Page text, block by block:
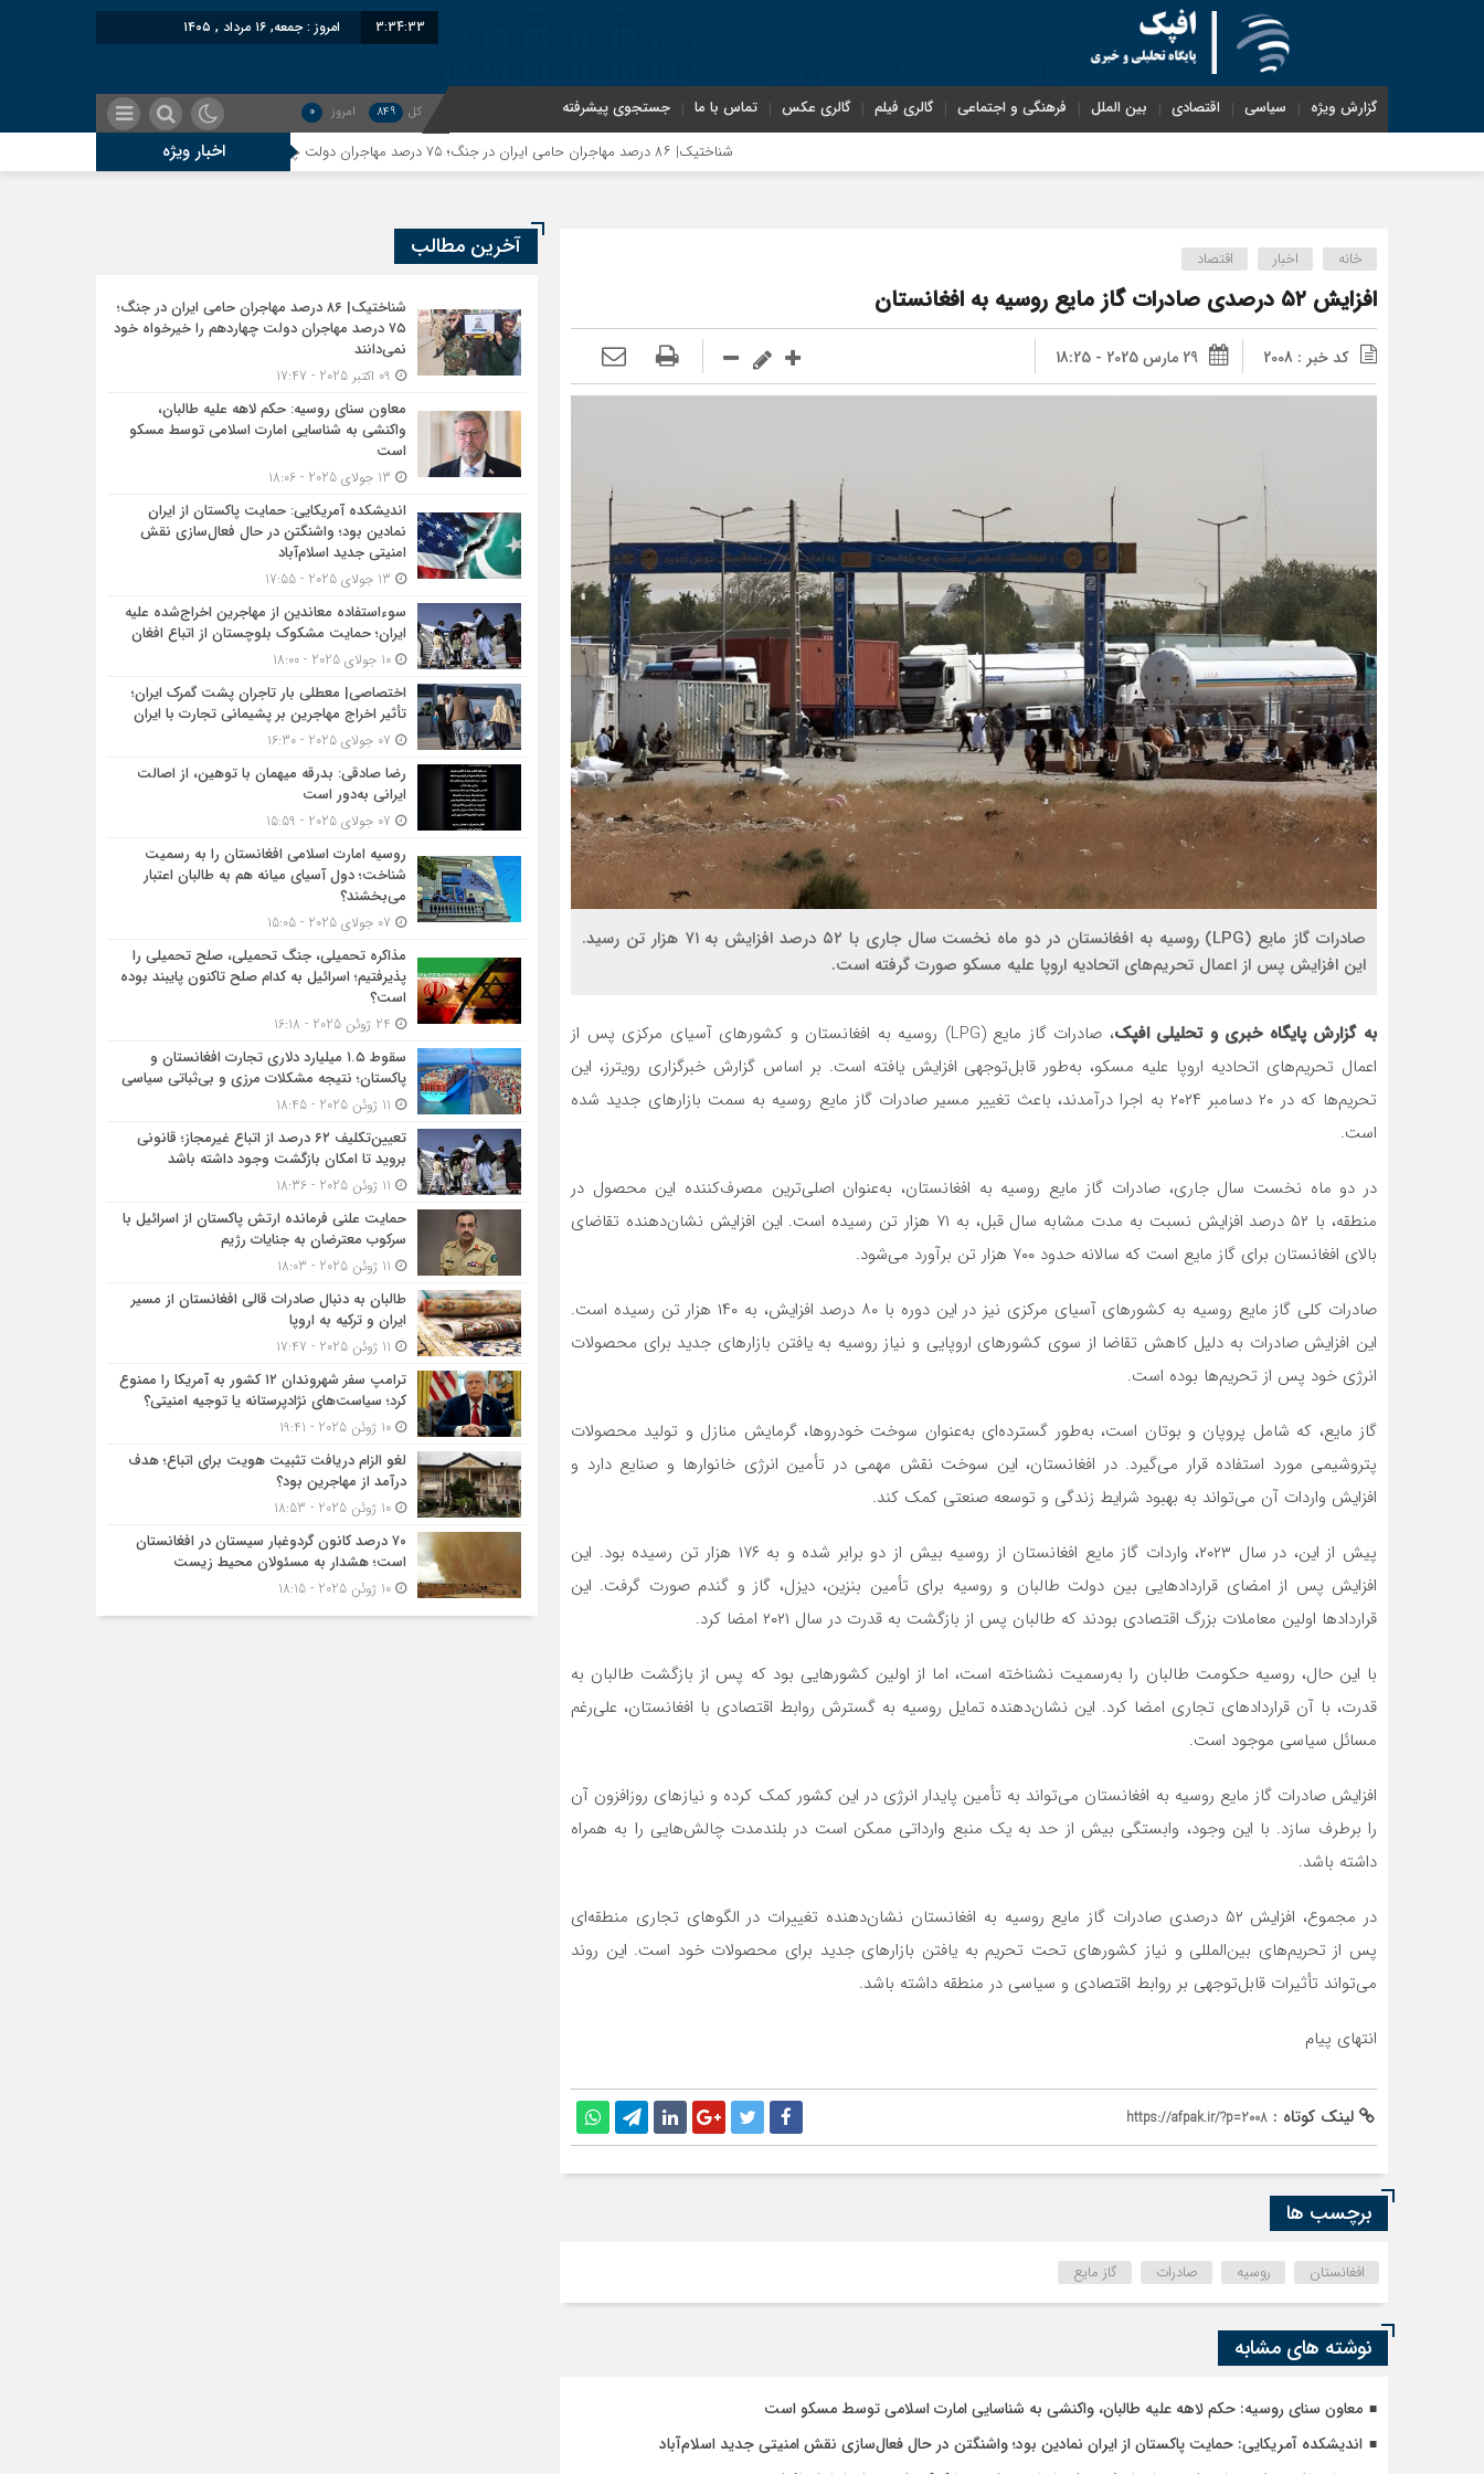
3:34:34 امروز : جمعه, ۱۶ مرداد , ۱۴۰۵
گزارش ویژه سیاسی اقتصادی بین الملل فرهنگی و اجتماعی گالری فیلم گالری عکس تماس با ما جستجوی پیشرفته کل 849 امروز 0
اخبار ویژه
خانه اخبار اقتصاد
افزایش ۵۲ درصدی صادرات گاز مایع روسیه به افغانستان
کد خبر : 2008 29 مارس 2025 - 18:25
صادرات گاز مایع (LPG) روسیه به افغانستان در دو ماه نخست سال جاری با ۵۲ درصد افزایش به ۷۱ هزار تن رسید.
این افزایش پس از اعمال تحریم‌های اتحادیه اروپا علیه مسکو صورت گرفته است.
به گزارش پایگاه خبری و تحلیلی افپک
، صادرات گاز مایع (LPG) روسیه به افغانستان و کشورهای آسیای مرکزی پس از
اعمال تحریم‌های اتحادیه اروپا علیه مسکو، به‌طور قابل‌توجهی افزایش یافته است. بر اساس گزارش خبرگزاری رویترز، این
تحریم‌ها که در ۲۰ دسامبر ۲۰۲۴ به اجرا درآمدند، باعث تغییر مسیر صادرات گاز مایع روسیه به سمت بازارهای جدید شده
است.
در دو ماه نخست سال جاری، صادرات گاز مایع روسیه به افغانستان، به‌عنوان اصلی‌ترین مصرف‌کننده این محصول در
منطقه، با ۵۲ درصد افزایش نسبت به مدت مشابه سال قبل، به ۷۱ هزار تن رسیده است. این افزایش نشان‌دهنده تقاضای
بالای افغانستان برای گاز مایع است که سالانه حدود ۷۰۰ هزار تن برآورد می‌شود.
صادرات کلی گاز مایع روسیه به کشورهای آسیای مرکزی نیز در این دوره با ۸۰ درصد افزایش، به ۱۴۰ هزار تن رسیده است.
این افزایش صادرات به دلیل کاهش تقاضا از سوی کشورهای اروپایی و نیاز روسیه به یافتن بازارهای جدید برای محصولات
انرژی خود پس از تحریم‌ها بوده است.
گاز مایع، که شامل پروپان و بوتان است، به‌طور گسترده‌ای به‌عنوان سوخت خودروها، گرمایش منازل و تولید محصولات
پتروشیمی مورد استفاده قرار می‌گیرد. در افغانستان، این سوخت نقش مهمی در تأمین انرژی خانوارها و صنایع دارد و
افزایش واردات آن می‌تواند به بهبود شرایط زندگی و توسعه صنعتی کمک کند.
پیش از این، در سال ۲۰۲۳، واردات گاز مایع افغانستان از روسیه بیش از دو برابر شده و به ۱۷۶ هزار تن رسیده بود. این
افزایش پس از امضای قراردادهایی بین دولت طالبان و روسیه برای تأمین بنزین، دیزل، گاز و گندم صورت گرفت. این
قراردادها اولین معاملات بزرگ اقتصادی بودند که طالبان پس از بازگشت به قدرت در سال ۲۰۲۱ امضا کرد.
با این حال، روسیه حکومت طالبان را به‌رسمیت نشناخته است، اما از اولین کشورهایی بود که پس از بازگشت طالبان به
قدرت، با آن قراردادهای تجاری امضا کرد. این نشان‌دهنده تمایل روسیه به گسترش روابط اقتصادی با افغانستان، علی‌رغم
مسائل سیاسی موجود است.
افزایش صادرات گاز مایع روسیه به افغانستان می‌تواند به تأمین پایدار انرژی در این کشور کمک کرده و نیازهای روزافزون آن
را برطرف سازد. با این وجود، وابستگی بیش از حد به یک منبع وارداتی ممکن است در بلندمدت چالش‌هایی را به همراه
داشته باشد.
در مجموع، افزایش ۵۲ درصدی صادرات گاز مایع روسیه به افغانستان نشان‌دهنده تغییرات در الگوهای تجاری منطقه‌ای
پس از تحریم‌های بین‌المللی و نیاز کشورهای تحت تحریم به یافتن بازارهای جدید برای محصولات خود است. این روند
می‌تواند تأثیرات قابل‌توجهی بر روابط اقتصادی و سیاسی در منطقه داشته باشد.
انتهای پیام
لینک کوتاه : https://afpak.ir/?p=2008
برچسب ها
افغانستان روسیه صادرات گاز مایع
نوشته های مشابه
معاون سنای روسیه: حکم لاهه علیه طالبان، واکنشی به شناسایی امارت اسلامی توسط مسکو است
اندیشکده آمریکایی: حمایت پاکستان از ایران نمادین بود؛ واشنگتن در حال فعال‌سازی نقش امنیتی جدید اسلام‌آباد
آخرین مطالب
شناختیک| ۸۶ درصد مهاجران حامی ایران در جنگ؛
۷۵ درصد مهاجران دولت چهاردهم را خیرخواه خود
نمی‌دانند
معاون سنای روسیه: حکم لاهه علیه طالبان،
واکنشی به شناسایی امارت اسلامی توسط مسکو
است
اندیشکده آمریکایی: حمایت پاکستان از ایران
نمادین بود؛ واشنگتن در حال فعال‌سازی نقش
امنیتی جدید اسلام‌آباد
سوءاستفاده معاندین از مهاجرین اخراج‌شده علیه
ایران؛ حمایت مشکوک بلوچستان از اتباع افغان
10 جولای 2025 - 18:00
اختصاصی| معطلی بار تاجران پشت گمرک ایران؛
تأثیر اخراج مهاجرین بر پشیمانی تجارت با ایران
رضا صادقی: بدرقه میهمان با توهین، از اصالت
ایرانی به‌دور است
روسیه امارت اسلامی افغانستان را به رسمیت
شناخت؛ دول آسیای میانه هم به طالبان اعتبار
می‎‌بخشند؟
مذاکره تحمیلی، جنگ تحمیلی، صلح تحمیلی را
پذیرفتیم؛ اسرائیل به کدام صلح تاکنون پایبند بوده
است؟
سقوط ۱.۵ میلیارد دلاری تجارت افغانستان و
پاکستان؛ نتیجه مشکلات مرزی و بی‌ثباتی سیاسی
تعیین‌تکلیف ۶۲ درصد از اتباع غیرمجاز؛ قانونی
بروید تا امکان بازگشت وجود داشته باشد
حمایت علنی فرمانده ارتش پاکستان از اسرائیل با
سرکوب معترضان به جنایات رژیم
طالبان به دنبال صادرات قالی افغانستان از مسیر
ایران و ترکیه به اروپا
ترامپ سفر شهروندان ۱۲ کشور به آمریکا را ممنوع
کرد؛ سیاست‌های نژادپرستانه یا توجیه امنیتی؟
10 ژوئن 2025 - 19:41
لغو الزام دریافت تثبیت هویت برای اتباع؛ هدف
درآمد از مهاجرین بود؟
10 ژوئن 2025 - 18:53
۷۰ درصد کانون گردوغبار سیستان در افغانستان
است؛ هشدار به مسئولان محیط زیست
10 ژوئن 2025 - 18:15